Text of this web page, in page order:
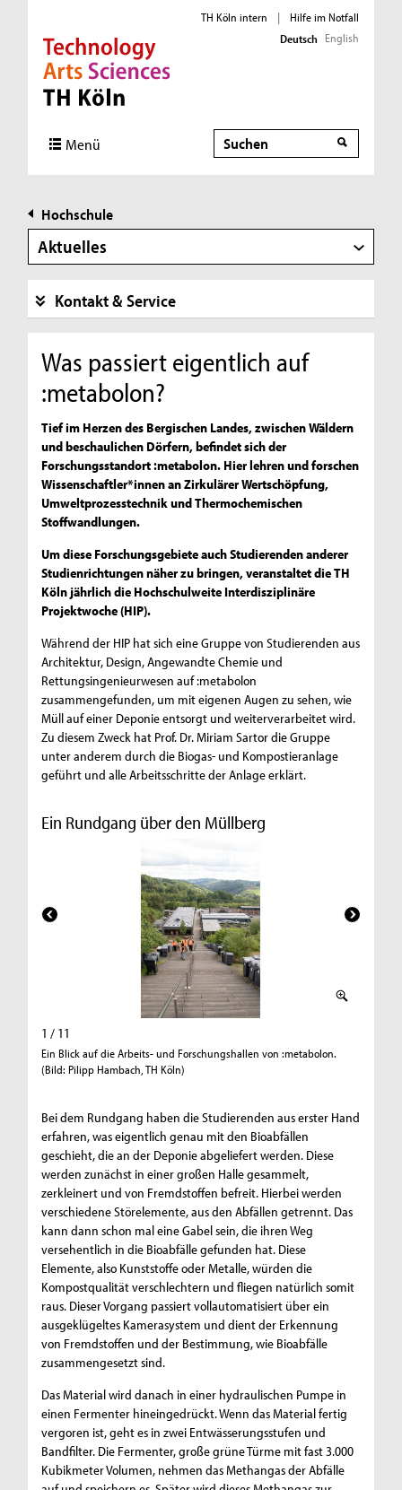
Direkt zur Hauptnavigation
Direkt zur Subnavigation
Direkt zum Inhalt
Direkt zum Fußbereich
TH Köln intern |
Hilfe im Notfall
Deutsch English
Menü Suche
Hochschule
Aktuelles
Kontakt & Service
Was passiert eigentlich auf
:metabolon?
Tief im Herzen des Bergischen Landes, zwischen Wäldern
und beschaulichen Dörfern, befindet sich der
Forschungsstandort :metabolon. Hier lehren und forschen
Wissenschaftler*innen an Zirkulärer Wertschöpfung,
Umweltprozesstechnik und Thermochemischen
Stoffwandlungen.
Um diese Forschungsgebiete auch Studierenden anderer
Studienrichtungen näher zu bringen, veranstaltet die TH
Köln jährlich die Hochschulweite Interdisziplinäre
Projektwoche (HIP).
Während der HIP hat sich eine Gruppe von Studierenden aus
Architektur, Design, Angewandte Chemie und
Rettungsingenieurwesen auf :metabolon
zusammengefunden, um mit eigenen Augen zu sehen, wie
Müll auf einer Deponie entsorgt und weiterverarbeitet wird.
Zu diesem Zweck hat Prof. Dr. Miriam Sartor die Gruppe
unter anderem durch die Biogas- und Kompostieranlage
geführt und alle Arbeitsschritte der Anlage erklärt.
Ein Rundgang über den Müllberg
1 / 11
Ein Blick auf die Arbeits- und Forschungshallen von :metabolon.
(Bild: Pilipp Hambach, TH Köln)
Bei dem Rundgang haben die Studierenden aus erster Hand
erfahren, was eigentlich genau mit den Bioabfällen
geschieht, die an der Deponie abgeliefert werden. Diese
werden zunächst in einer großen Halle gesammelt,
zerkleinert und von Fremdstoffen befreit. Hierbei werden
verschiedene Störelemente, aus den Abfällen getrennt. Das
kann dann schon mal eine Gabel sein, die ihren Weg
versehentlich in die Bioabfälle gefunden hat. Diese
Elemente, also Kunststoffe oder Metalle, würden die
Kompostqualität verschlechtern und fliegen natürlich somit
raus. Dieser Vorgang passiert vollautomatisiert über ein
ausgeklügeltes Kamerasystem und dient der Erkennung
von Fremdstoffen und der Bestimmung, wie Bioabfälle
zusammengesetzt sind.
Das Material wird danach in einer hydraulischen Pumpe in
einen Fermenter hineingedrückt. Wenn das Material fertig
vergoren ist, geht es in zwei Entwässerungsstufen und
Bandfilter. Die Fermenter, große grüne Türme mit fast 3.000
Kubikmeter Volumen, nehmen das Methangas der Abfälle